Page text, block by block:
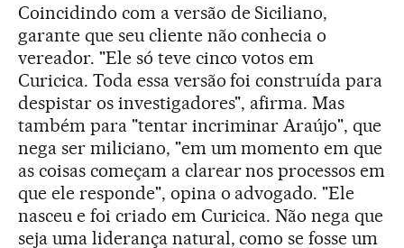
Coincidindo com a versão de Siciliano,
garante que seu cliente não conhecia o
vereador. "Ele só teve cinco votos em
Curicica. Toda essa versão foi construída para
despistar os investigadores", afirma. Mas
também para "tentar incriminar Araújo", que
nega ser miliciano, "em um momento em que
as coisas começam a clarear nos processos em
que ele responde", opina o advogado. "Ele
nasceu e foi criado em Curicica. Não nega que
seja uma liderança natural, como se fosse um